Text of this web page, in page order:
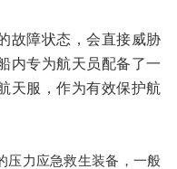
故障状态，会直接威胁
内专为航天员配备了一
天服，作为有效保护航
压力应急救生装备，一般